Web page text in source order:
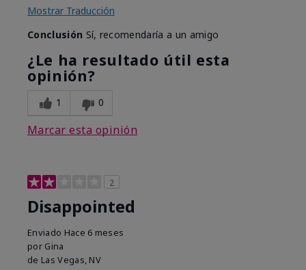
Mostrar Traducción
Conclusión Sí, recomendaría a un amigo
¿Le ha resultado útil esta
opinión?
1 0
Marcar esta opinión
2
Disappointed
Enviado Hace 6 meses
por Gina
de Las Vegas, NV